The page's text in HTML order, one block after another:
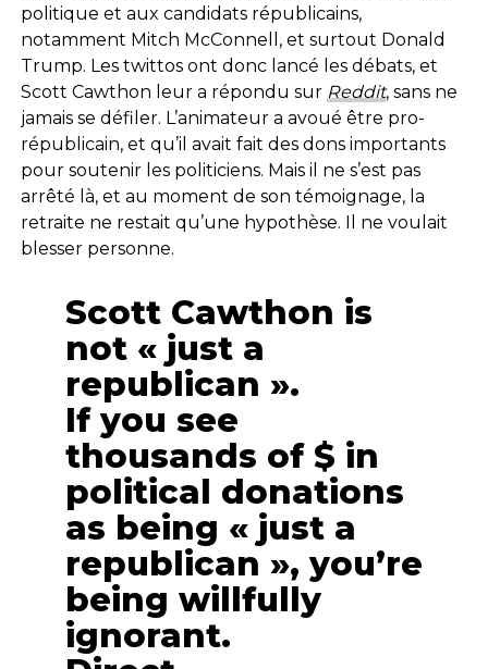
politique et aux candidats républicains,
notamment Mitch McConnell, et surtout Donald
Trump. Les twittos ont donc lancé les débats, et
Scott Cawthon leur a répondu sur Reddit, sans ne
jamais se défiler. L’animateur a avoué être pro-
républicain, et qu’il avait fait des dons importants
pour soutenir les politiciens. Mais il ne s’est pas
arrêté là, et au moment de son témoignage, la
retraite ne restait qu’une hypothèse. Il ne voulait
blesser personne.
Scott Cawthon is
not « just a
republican ».
If you see
thousands of $ in
political donations
as being « just a
republican », you’re
being willfully
ignorant.